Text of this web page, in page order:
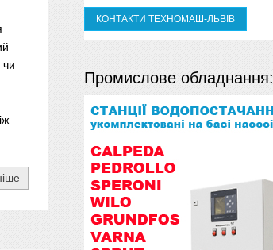
КОНТАКТИ ТЕХНОМАШ-ЛЬВІВ
Промислове обладнання: